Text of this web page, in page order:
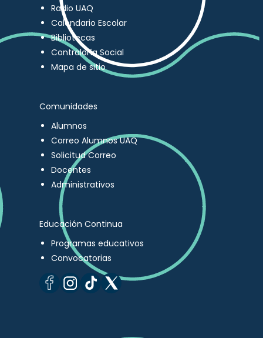
Radio UAQ
Calendario Escolar
Bibliotecas
Contraloría Social
Mapa de sitio
Comunidades
Alumnos
Correo Alumnos UAQ
Solicitud Correo
Docentes
Administrativos
Educación Continua
Programas educativos
Convocatorias